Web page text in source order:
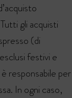
gli acquisti
(di
festivi e
responsabile per
In ogni caso,